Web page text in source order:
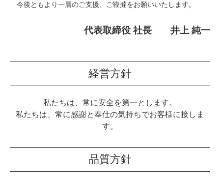
今後ともより一層のご支援、ご鞭撻をお願いいたします。
代表取締役 社長 井上 純一
経営方針
私たちは、常に安全を第一とします。
私たちは、常に感謝と奉仕の気持ちでお客様に接しま
す。
品質方針